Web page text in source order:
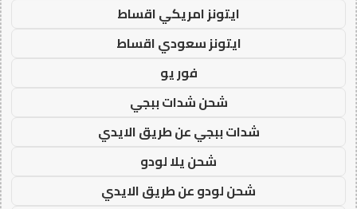
ايتونز امريكي اقساط
ايتونز سعودي اقساط
فور يو
شحن شدات ببجي
شدات ببجي عن طريق الايدي
شحن يلا لودو
شحن لودو عن طريق الايدي